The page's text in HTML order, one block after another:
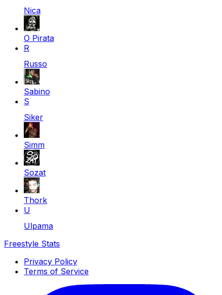
Nica
O Pirata
R
Russo
Sabino
S
Siker
Simm
Sozat
Thork
U
Ulpama
Freestyle Stats
Privacy Policy
Terms of Service